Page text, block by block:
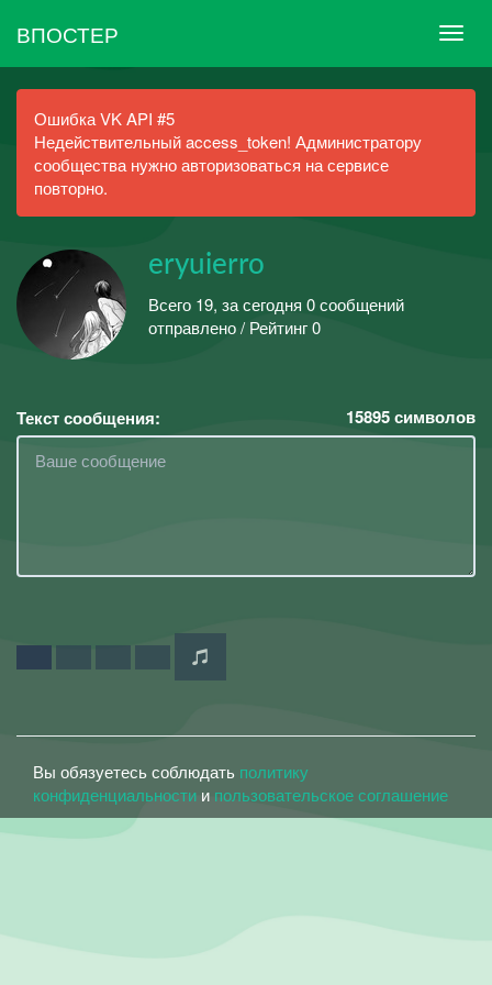
ВПОСТЕР
Ошибка VK API #5
Недействительный access_token! Администратору
сообщества нужно авторизоваться на сервисе
повторно.
eryuierro
Всего 19, за сегодня 0 сообщений
отправлено / Рейтинг 0
Текст сообщения: 15895символов
Вы обязуетесь соблюдать политику
конфиденциальности и пользовательское соглашение